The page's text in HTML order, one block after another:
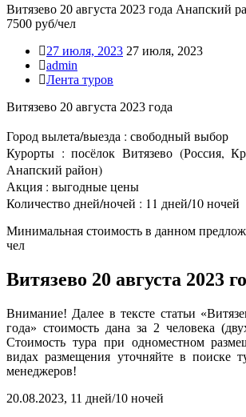
Витязево 20 августа 2023 года Анапский
7500 руб/чел
27 июля, 2023 27 июля, 2023
admin
Лента туров
Витязево 20 августа 2023 года
Город вылета/выезда : свободный выбор
Курорты : посёлок Витязево (Россия,
Анапский район)
Акция : выгодные цены
Количество дней/ночей : 11 дней/10 ночей
Минимальная стоимость в данном
чел
Витязево 20 августа 2023
Внимание! Далее в тексте статьи
года» стоимость дана за 2 человека
Стоимость тура при одноместном
видах размещения уточняйте в поиске
менеджеров!
20.08.2023, 11 дней/10 ночей